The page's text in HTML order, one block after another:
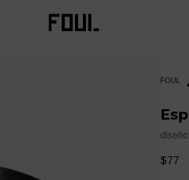
FOUL
$77